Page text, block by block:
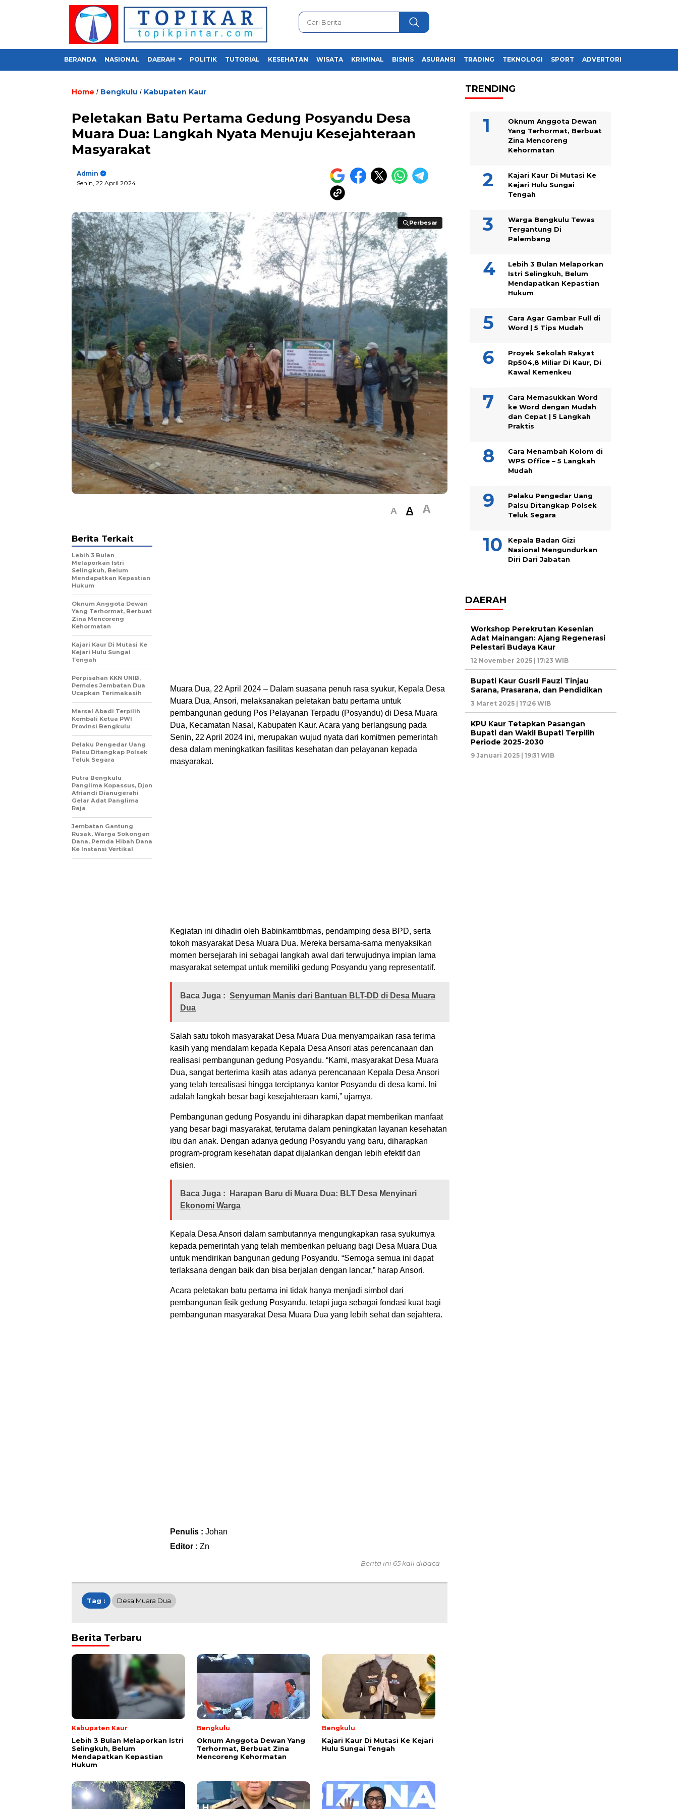
BERANDA NASIONAL DAERAH POLITIK TUTORIAL KESEHATAN WISATA KRIMINAL BISNIS ASURANSI TRADING TEKNOLOGI SPORT ADVERTORIAL
Home / Bengkulu / Kabupaten Kaur
Peletakan Batu Pertama Gedung Posyandu Desa
Muara Dua: Langkah Nyata Menuju Kesejahteraan
Masyarakat
Admin
Senin, 22 April 2024
Perbesar
Perbesar
A A A
Muara Dua, 22 April 2024 – Dalam suasana penuh rasa syukur, Kepala Desa
Muara Dua, Ansori, melaksanakan peletakan batu pertama untuk
pembangunan gedung Pos Pelayanan Terpadu (Posyandu) di Desa Muara
Dua, Kecamatan Nasal, Kabupaten Kaur. Acara yang berlangsung pada
Senin, 22 April 2024 ini, merupakan wujud nyata dari komitmen pemerintah
desa dalam meningkatkan fasilitas kesehatan dan pelayanan kepada
masyarakat.
Kegiatan ini dihadiri oleh Babinkamtibmas, pendamping desa BPD, serta
tokoh masyarakat Desa Muara Dua. Mereka bersama-sama menyaksikan
momen bersejarah ini sebagai langkah awal dari terwujudnya impian lama
masyarakat setempat untuk memiliki gedung Posyandu yang representatif.
Baca Juga : Senyuman Manis dari Bantuan BLT-DD di Desa Muara
Dua
Salah satu tokoh masyarakat Desa Muara Dua menyampaikan rasa terima
kasih yang mendalam kepada Kepala Desa Ansori atas perencanaan dan
realisasi pembangunan gedung Posyandu. “Kami, masyarakat Desa Muara
Dua, sangat berterima kasih atas adanya perencanaan Kepala Desa Ansori
yang telah terealisasi hingga terciptanya kantor Posyandu di desa kami. Ini
adalah langkah besar bagi kesejahteraan kami,” ujarnya.
Pembangunan gedung Posyandu ini diharapkan dapat memberikan manfaat
yang besar bagi masyarakat, terutama dalam peningkatan layanan kesehatan
ibu dan anak. Dengan adanya gedung Posyandu yang baru, diharapkan
program-program kesehatan dapat dijalankan dengan lebih efektif dan
efisien.
Baca Juga :
Harapan Baru di Muara Dua: BLT Desa Menyinari
Ekonomi Warga
Kepala Desa Ansori dalam sambutannya mengungkapkan rasa syukurnya
kepada pemerintah yang telah memberikan peluang bagi Desa Muara Dua
untuk mendirikan bangunan gedung Posyandu. “Semoga semua ini dapat
terlaksana dengan baik dan bisa berjalan dengan lancar,” harap Ansori.
Acara peletakan batu pertama ini tidak hanya menjadi simbol dari
pembangunan fisik gedung Posyandu, tetapi juga sebagai fondasi kuat bagi
pembangunan masyarakat Desa Muara Dua yang lebih sehat dan sejahtera.
Penulis : Johan
Editor : Zn
Berita Terkait
Lebih 3 Bulan
Melaporkan Istri
Selingkuh, Belum
Mendapatkan Kepastian
Hukum
Oknum Anggota Dewan
Yang Terhormat, Berbuat
Zina Mencoreng
Kehormatan
Kajari Kaur Di Mutasi Ke
Kejari Hulu Sungai
Tengah
Perpisahan KKN UNIB,
Pemdes Jembatan Dua
Ucapkan Terimakasih
Marsal Abadi Terpilih
Kembali Ketua PWI
Provinsi Bengkulu
Pelaku Pengedar Uang
Palsu Ditangkap Polsek
Teluk Segara
Putra Bengkulu
Panglima Kopassus, Djon
Afriandi Dianugerahi
Gelar Adat Panglima
Raja
Jembatan Gantung
Rusak, Warga Sokongan
Dana, Pemda Hibah Dana
Ke Instansi Vertikal
Berita ini 65 kali dibaca
Tag : Desa Muara Dua
Berita Terbaru
Kabupaten Kaur
Lebih 3 Bulan Melaporkan Istri
Selingkuh, Belum
Mendapatkan Kepastian
Hukum
Bengkulu
Oknum Anggota Dewan Yang
Terhormat, Berbuat Zina
Mencoreng Kehormatan
Bengkulu
Kajari Kaur Di Mutasi Ke Kejari
Hulu Sungai Tengah
TRENDING
Oknum Anggota Dewan
Yang Terhormat, Berbuat
Zina Mencoreng
Kehormatan
Kajari Kaur Di Mutasi Ke
Kejari Hulu Sungai
Tengah
Warga Bengkulu Tewas
Tergantung Di
Palembang
Lebih 3 Bulan Melaporkan
Istri Selingkuh, Belum
Mendapatkan Kepastian
Hukum
Cara Agar Gambar Full di
Word | 5 Tips Mudah
Proyek Sekolah Rakyat
Rp504,8 Miliar Di Kaur, Di
Kawal Kemenkeu
Cara Memasukkan Word
ke Word dengan Mudah
dan Cepat | 5 Langkah
Praktis
Cara Menambah Kolom di
WPS Office – 5 Langkah
Mudah
Pelaku Pengedar Uang
Palsu Ditangkap Polsek
Teluk Segara
Kepala Badan Gizi
Nasional Mengundurkan
Diri Dari Jabatan
DAERAH
Workshop Perekrutan Kesenian
Adat Mainangan: Ajang Regenerasi
Pelestari Budaya Kaur
12 November 2025 | 17:23 WIB
Bupati Kaur Gusril Fauzi Tinjau
Sarana, Prasarana, dan Pendidikan
3 Maret 2025 | 17:26 WIB
KPU Kaur Tetapkan Pasangan
Bupati dan Wakil Bupati Terpilih
Periode 2025-2030
9 Januari 2025 | 19:31 WIB